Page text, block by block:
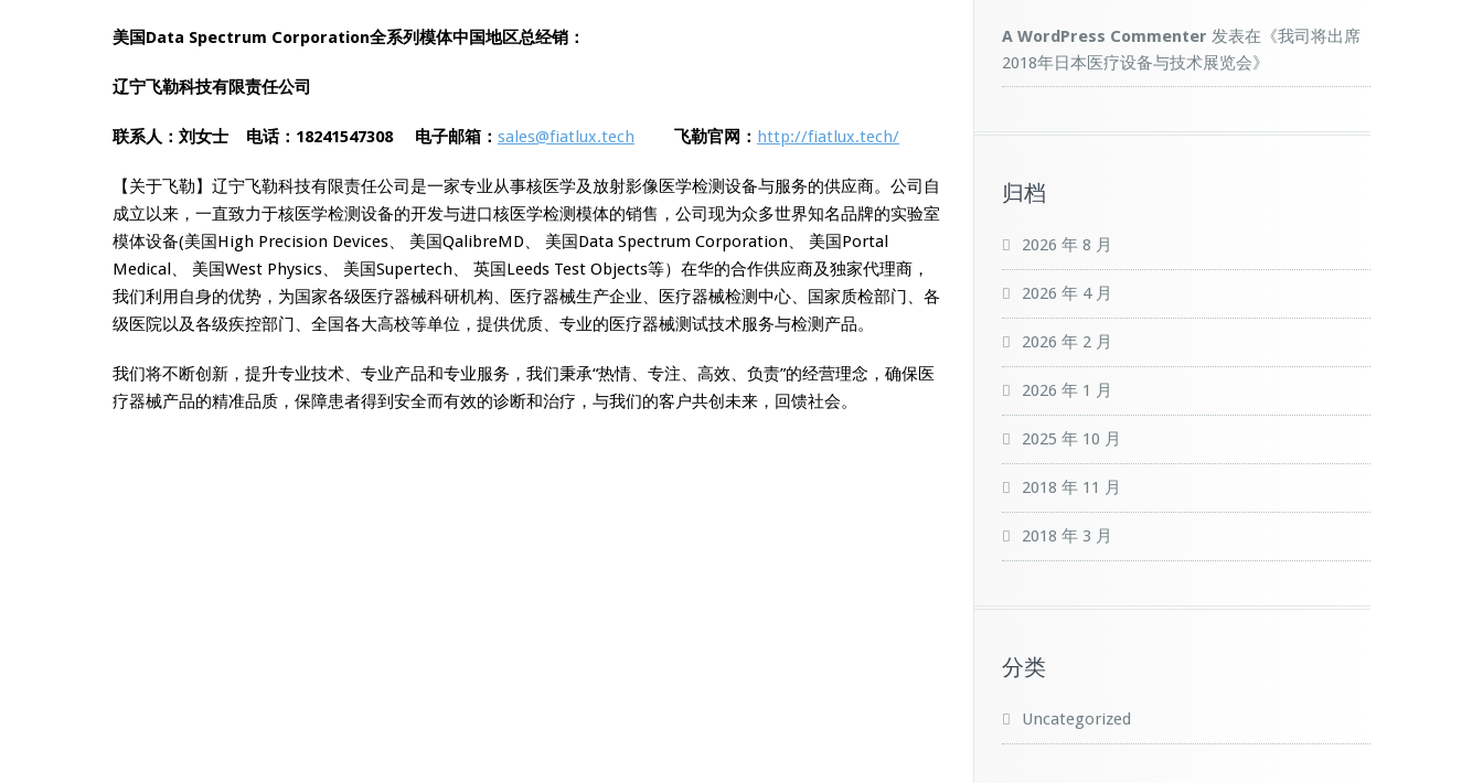
美国Data Spectrum Corporation全系列模体中国地区总经销：
辽宁飞勒科技有限责任公司
联系人：刘女士 电话：18241547308 电子邮箱： sales@fiatlux.tech 飞勒官网： http://fiatlux.tech/
【关于飞勒】辽宁飞勒科技有限责任公司是一家专业从事核医学及放射影像医学检测设备与服务的供应商。公司自
成立以来，一直致力于核医学检测设备的开发与进口核医学检测模体的销售，公司现为众多世界知名品牌的实验室
模体设备(美国High Precision Devices、 美国QalibreMD、 美国Data Spectrum Corporation、 美国Portal
Medical、 美国West Physics、 美国Supertech、 英国Leeds Test Objects等）在华的合作供应商及独家代理商，
我们利用自身的优势，为国家各级医疗器械科研机构、医疗器械生产企业、医疗器械检测中心、国家质检部门、各
级医院以及各级疾控部门、全国各大高校等单位，提供优质、专业的医疗器械测试技术服务与检测产品。
我们将不断创新，提升专业技术、专业产品和专业服务，我们秉承“热情、专注、高效、负责”的经营理念，确保医
疗器械产品的精准品质，保障患者得到安全而有效的诊断和治疗，与我们的客户共创未来，回馈社会。
A WordPress Commenter 发表在《我司将出席
2018年日本医疗设备与技术展览会》
归档
2026 年 8 月
2026 年 4 月
2026 年 2 月
2026 年 1 月
2025 年 10 月
2018 年 11 月
2018 年 3 月
分类
Uncategorized